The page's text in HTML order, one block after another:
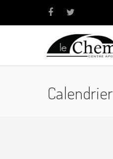
Calendrier